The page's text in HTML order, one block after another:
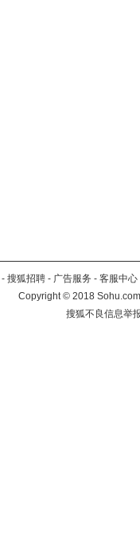
- 搜狐招聘 - 广告服务 - 客服中心
Copyright©2018
搜狐不良信息举